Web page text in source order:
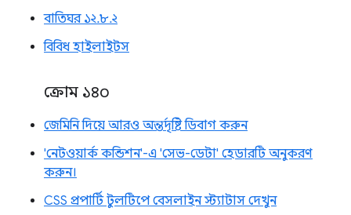
বাতিঘর ১২.৮.২
বিবিধ হাইলাইটস
ক্রোম ১৪০
জেমিনি দিয়ে আরও অন্তর্দৃষ্টি ডিবাগ করুন
'নেটওয়ার্ক কন্ডিশন'-এ 'সেভ-ডেটা' হেডারটি অনুকরণ
করুন।
CSS প্রপার্টি টুলটিপে বেসলাইন স্ট্যাটাস দেখুন